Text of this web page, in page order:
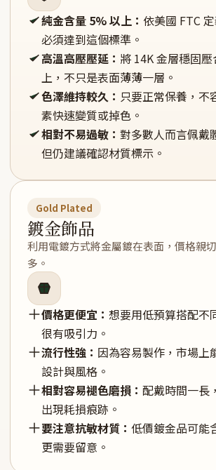
純金含量 5% 以上： 依美國 FTC
必須達到這個標準。
高溫高壓壓延： 將 14K 金層穩固
上，不只是表面薄薄一層。
色澤維持較久： 只要正常保養，不
素快速變質或掉色。
相對不易過敏： 對多數人而言佩戴
但仍建議確認材質標示。
Gold Plated
鍍金飾品
利用電鍍方式將金屬鍍在表面，價格親
多。
價格更便宜： 想要用低預算搭配不
很有吸引力。
流行性強： 因為容易製作，市場上
設計與風格。
相對容易褪色磨損： 配戴時間一長
出現耗損痕跡。
要注意抗敏材質： 低價鍍金品可能
更需要留意。